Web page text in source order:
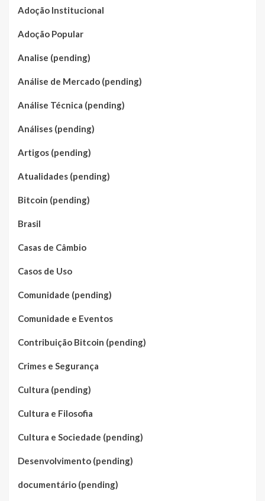
Adoção Institucional
Adoção Popular
Analise (pending)
Análise de Mercado (pending)
Análise Técnica (pending)
Análises (pending)
Artigos (pending)
Atualidades (pending)
Bitcoin (pending)
Brasil
Casas de Câmbio
Casos de Uso
Comunidade (pending)
Comunidade e Eventos
Contribuição Bitcoin (pending)
Crimes e Segurança
Cultura (pending)
Cultura e Filosofia
Cultura e Sociedade (pending)
Desenvolvimento (pending)
documentário (pending)